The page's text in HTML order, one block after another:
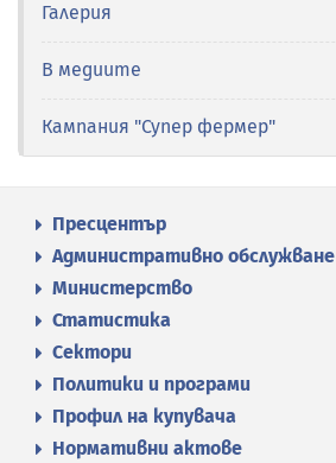
Галерия
В медиите
Кампания "Супер фермер"
Пресцентър
Административно обслужване
Министерство
Статистика
Сектори
Политики и програми
Профил на купувача
Нормативни актове